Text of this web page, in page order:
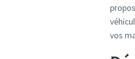
vos